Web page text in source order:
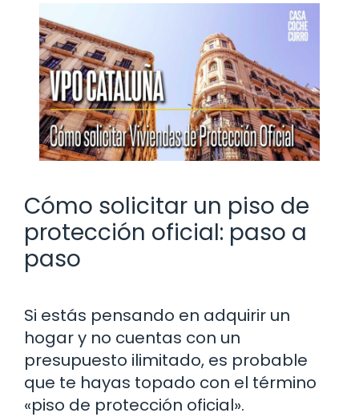
Cómo solicitar un piso de
protección oficial: paso a
paso
Si estás pensando en adquirir un
hogar y no cuentas con un
presupuesto ilimitado, es probable
que te hayas topado con el término
«piso de protección oficial».